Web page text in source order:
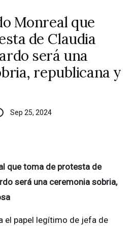
Monreal que
de Claudia
será una
republicana y
Sep 25, 2024
que toma de protesta de
será una ceremonia sobria,
el papel legítimo de jefa de